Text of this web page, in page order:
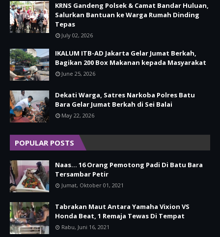
KRNS Gandeng Polsek & Camat Bandar Huluan,
Salurkan Bantuan ke Warga Rumah Dinding
Tepas
July 02, 2026
IKALUM ITB-AD Jakarta Gelar Jumat Berkah,
Bagikan 200 Box Makanan kepada Masyarakat
June 25, 2026
Dekati Warga, Satres Narkoba Polres Batu
Bara Gelar Jumat Berkah di Sei Balai
May 22, 2026
POPULAR POSTS
Naas... 16 Orang Pemotong Padi Di Batu Bara
Tersambar Petir
Jumat, Oktober 01, 2021
Tabrakan Maut Antara Yamaha Vixion VS
Honda Beat, 1 Remaja Tewas Di Tempat
Rabu, Juni 16, 2021